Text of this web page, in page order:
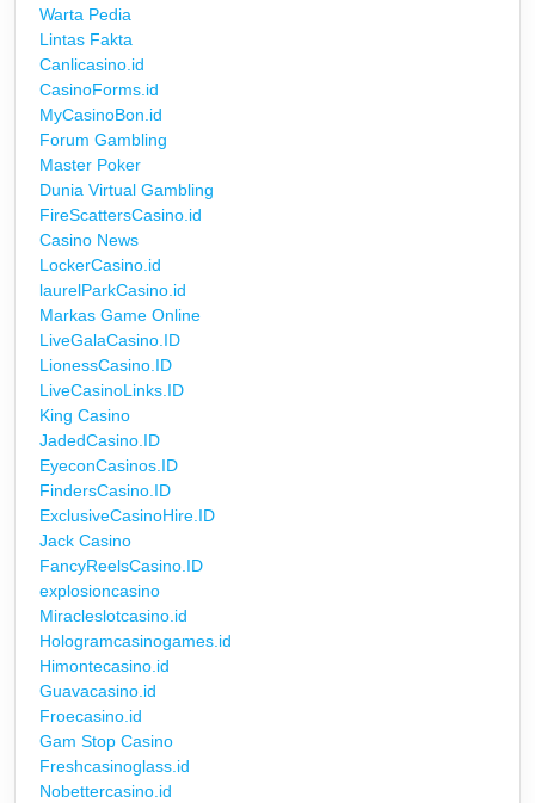
Warta Pedia
Lintas Fakta
Canlicasino.id
CasinoForms.id
MyCasinoBon.id
Forum Gambling
Master Poker
Dunia Virtual Gambling
FireScattersCasino.id
Casino News
LockerCasino.id
laurelParkCasino.id
Markas Game Online
LiveGalaCasino.ID
LionessCasino.ID
LiveCasinoLinks.ID
King Casino
JadedCasino.ID
EyeconCasinos.ID
FindersCasino.ID
ExclusiveCasinoHire.ID
Jack Casino
FancyReelsCasino.ID
explosioncasino
Miracleslotcasino.id
Hologramcasinogames.id
Himontecasino.id
Guavacasino.id
Froecasino.id
Gam Stop Casino
Freshcasinoglass.id
Nobettercasino.id